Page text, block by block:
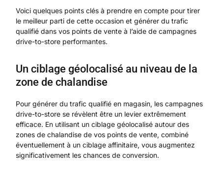
Voici quelques points clés à prendre en compte pour tirer
le meilleur parti de cette occasion et générer du trafic
qualifié dans vos points de vente à l’aide de campagnes
drive-to-store performantes.
Un ciblage géolocalisé au niveau de la
zone de chalandise
Pour générer du trafic qualifié en magasin, les campagnes
drive-to-store se révèlent être un levier extrêmement
efficace. En utilisant un ciblage géolocalisé autour des
zones de chalandise de vos points de vente, combiné
éventuellement à un ciblage affinitaire, vous augmentez
significativement les chances de conversion.